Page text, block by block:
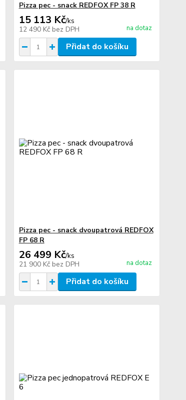
Pizza pec - snack REDFOX FP 38 R
15 113 Kč/ks
12 490 Kč bez DPH na dotaz
Přidat do košíku
Pizza pec - snack dvoupatrová REDFOX
FP 68 R
26 499 Kč/ks
21 900 Kč bez DPH na dotaz
Přidat do košíku